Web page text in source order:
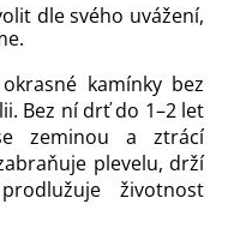
dle svého uvážení,
kamínky bez
Bez ní drť do 1–2 let
zeminou a ztrácí
plevelu, drží
životnost